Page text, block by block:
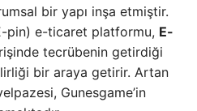
bir yapı inşa etmiştir.
pin) e-ticaret platformu, E-
tecrübenin getirdiği
bir araya getirir. Artan
Gunesgame’in